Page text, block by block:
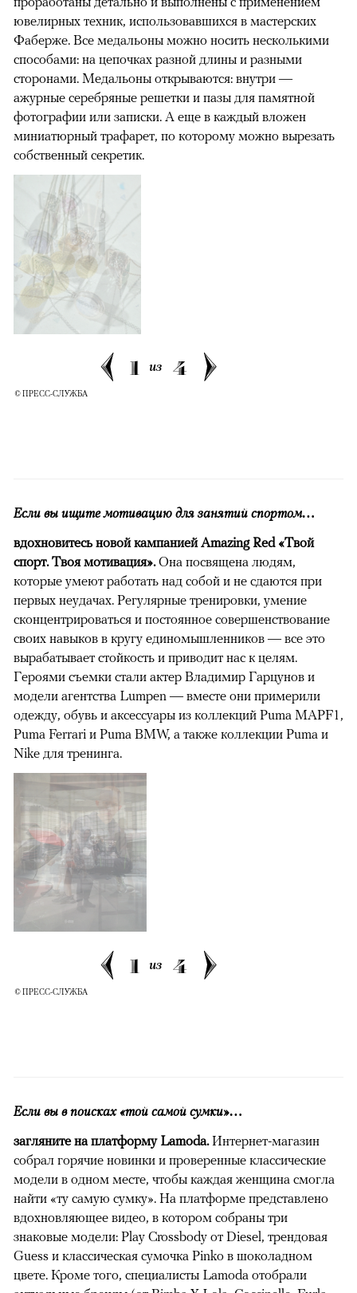
ювелирных техник, использовавшихся в мастерских
Фаберже. Все медальоны можно носить несколькими
способами: на цепочках разной длины и разными
сторонами. Медальоны открываются: внутри —
ажурные серебряные решетки и пазы для памятной
фотографии или записки. А еще в каждый вложен
миниатюрный трафарет, по которому можно вырезать
собственный секретик.
1 из 4
© ПРЕСС-СЛУЖБА
Если вы ищите мотивацию для занятий спортом…
вдохновитесь новой кампанией Amazing Red «Твой
спорт. Твоя мотивация».Она посвящена людям,
которые умеют работать над собой и не сдаются при
первых неудачах. Регулярные тренировки, умение
сконцентрироваться и постоянное совершенствование
своих навыков в кругу единомышленников — все это
вырабатывает стойкость и приводит нас к целям.
Героями съемки стали актер Владимир Гарцунов и
модели агентства Lumpen — вместе они примерили
одежду, обувь и аксессуары из коллекций Puma MAPF1,
Puma Ferrari и Puma BMW, а также коллекции Puma и
Nike для тренинга.
1 из 4
© ПРЕСС-СЛУЖБА
Если вы в поисках «той самой сумки»…
загляните на платформу Lamoda.Интернет-магазин
собрал горячие новинки и проверенные классические
модели в одном месте, чтобы каждая женщина смогла
найти «ту самую сумку». На платформе представлено
вдохновляющее видео, в котором собраны три
знаковые модели: Play Crossbody от Diesel, трендовая
Guess и классическая сумочка Pinko в шоколадном
цвете. Кроме того, специалисты Lamoda отобрали